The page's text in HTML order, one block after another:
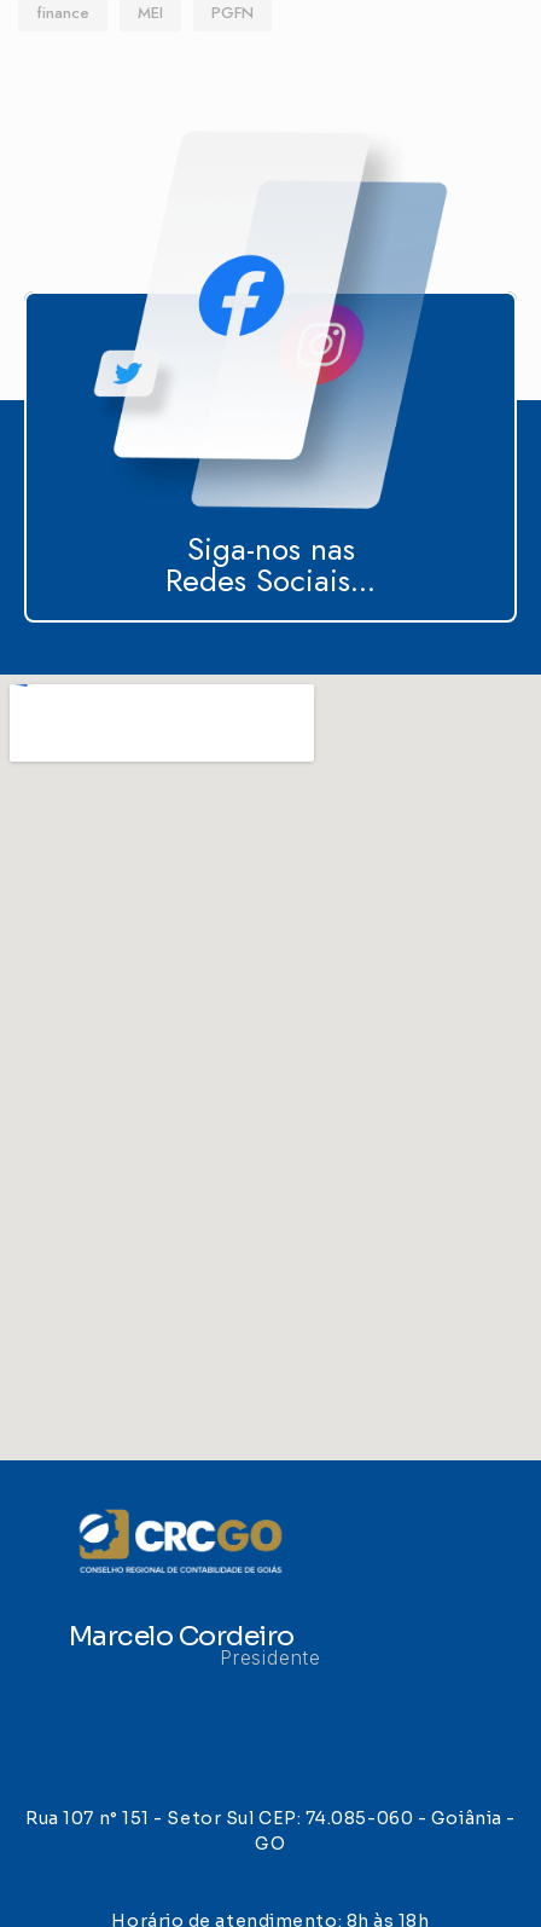
finance MEI PGFN
Siga-nos nas
Redes Sociais...
Marcelo Cordeiro
Presidente
Rua 107 n° 151 - Setor Sul CEP: 74.085-060 - Goiânia -
GO
Horário de atendimento: 8h às 18h